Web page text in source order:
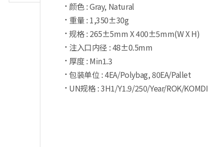
颜色 : Gray, Natural
重量 : 1,350±30g
规格 : 265±5mm X 400±5mm(W X H)
注入口内径 : 48±0.5mm
厚度 : Min1.3
包装单位 : 4EA/Polybag, 80EA/Pallet
UN规格 : 3H1/Y1.9/250/Year/ROK/KOMDI